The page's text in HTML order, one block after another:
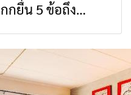
วัฒนธรรมจาก 4
จังหวัด เชียงราย
พะเยา แพร่ และ
น่าน พร้อมชม
กกยื่น 5 ข้อถึง
รัฐบาล จี้นายกฯ ลง
เชียงราย แก้วิกฤต
สารปนเปื้อนต้นน้ำ